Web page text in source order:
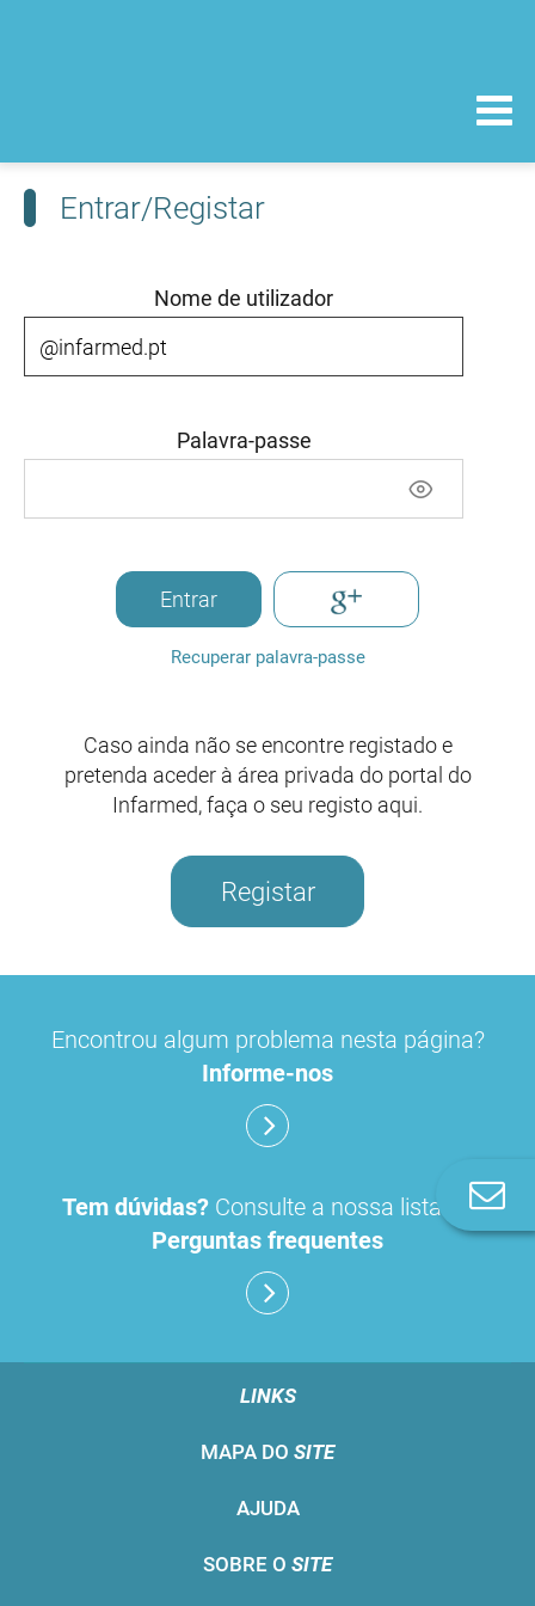
Entrar/Registar
Nome de utilizador
Palavra-passe
Entrar
Recuperar palavra-passe
Caso ainda não se encontre registado e
pretenda aceder à área privada do portal do
Infarmed, faça o seu registo aqui.
Registar
Encontrou algum problema nesta página?
Informe-nos
Tem dúvidas? Consulte a nossa lista de
Perguntas frequentes
LINKS
MAPA DO SITE
AJUDA
SOBRE O SITE